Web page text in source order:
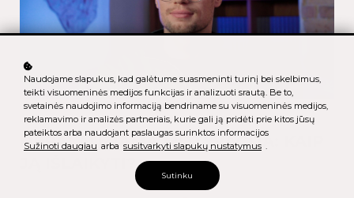
NEPALAUŽIAMA MOTYVACIJA: KAIP
Naudojame slapukus, kad galėtume suasmeninti turinį bei skelbimus,
teikti visuomeninės medijos funkcijas ir analizuoti srautą. Be to,
svetainės naudojimo informaciją bendriname su visuomeninės medijos,
reklamavimo ir analizės partneriais, kurie gali ją pridėti prie kitos jūsų
pateiktos arba naudojant paslaugas surinktos informacijos
Sužinoti daugiau arba susitvarkyti slapukų nustatymus .
Sutinku